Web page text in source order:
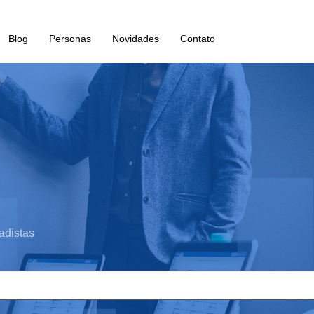
Blog Personas Novidades Contato